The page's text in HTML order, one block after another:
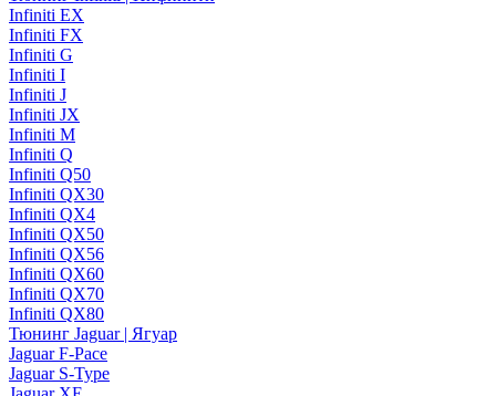
Infiniti EX
Infiniti FX
Infiniti G
Infiniti I
Infiniti J
Infiniti JX
Infiniti M
Infiniti Q
Infiniti Q50
Infiniti QX30
Infiniti QX4
Infiniti QX50
Infiniti QX56
Infiniti QX60
Infiniti QX70
Infiniti QX80
Тюнинг Jaguar | Ягуар
Jaguar F-Pace
Jaguar S-Type